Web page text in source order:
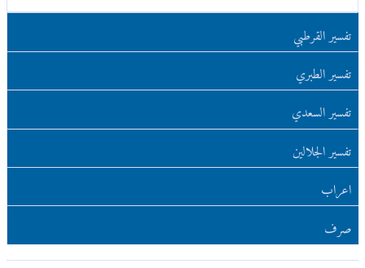
تفسير القرطبي
تفسير الطبري
تفسير السعدي
تفسير الجلالين
اعراب
صرف